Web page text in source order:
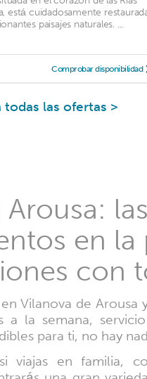
está cuidadosamente
paisajes naturales. ...
Comprobar disponibilidad
todas las ofertas >
en la
con
Vilanova de Arousa
la semana,
para ti, no hay
viajas en familia,